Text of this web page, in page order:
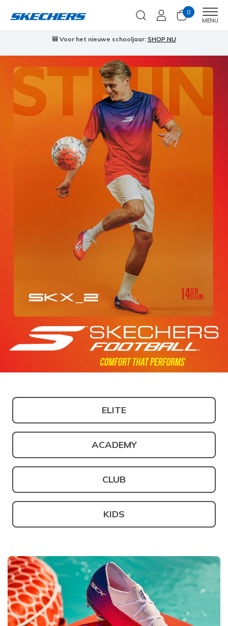
0
MENU
🎒 Voor het nieuwe schooljaar: SHOP NU
ELITE
ACADEMY
CLUB
KIDS